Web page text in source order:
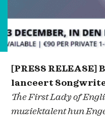
[PRESS
lanceert
The First Lady of
muziektalent hun